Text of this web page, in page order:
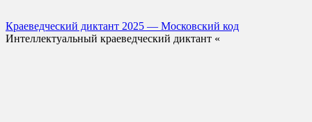
Краеведческий диктант 2025 — Московский код
Интеллектуальный краеведческий диктант «